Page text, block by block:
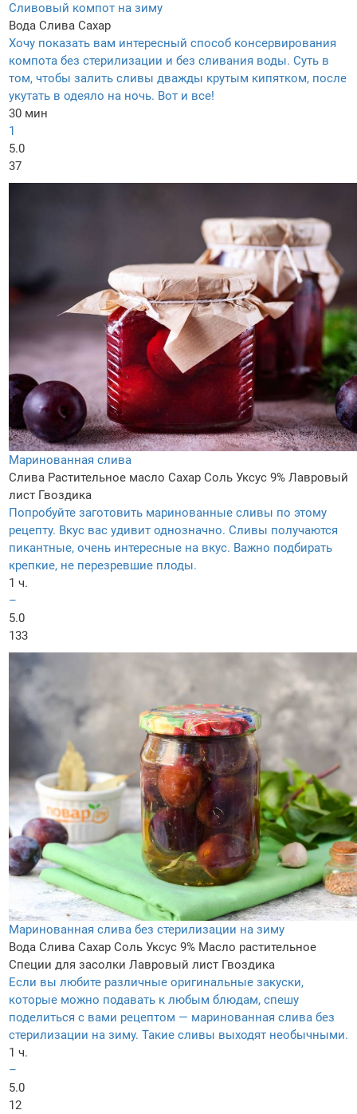
Сливовый компот на зиму
Вода Слива Сахар
Хочу показать вам интересный способ консервирования
компота без стерилизации и без сливания воды. Суть в
том, чтобы залить сливы дважды крутым кипятком, после
укутать в одеяло на ночь. Вот и все!
30 мин
1
5.0
37
Маринованная слива
Слива Растительное масло Сахар Соль Уксус 9% Лавровый
лист Гвоздика
Попробуйте заготовить маринованные сливы по этому
рецепту. Вкус вас удивит однозначно. Сливы получаются
пикантные, очень интересные на вкус. Важно подбирать
крепкие, не перезревшие плоды.
1 ч.
–
5.0
133
Маринованная слива без стерилизации на зиму
Вода Слива Сахар Соль Уксус 9% Масло растительное
Специи для засолки Лавровый лист Гвоздика
Если вы любите различные оригинальные закуски,
которые можно подавать к любым блюдам, спешу
поделиться с вами рецептом — маринованная слива без
стерилизации на зиму. Такие сливы выходят необычными.
1 ч.
–
5.0
12